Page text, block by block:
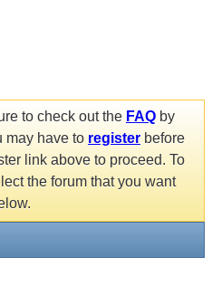
to check out the FAQ by
may have to register before
link above to proceed. To
the forum that you want